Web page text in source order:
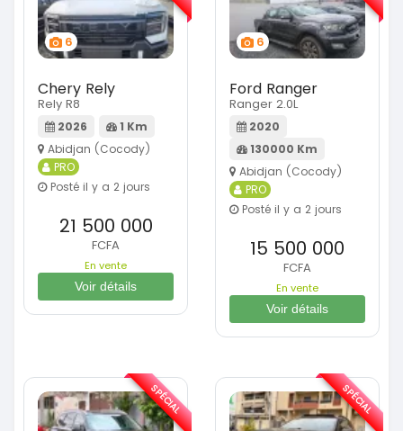
6
Chery Rely
Rely R8
2026
1 Km
Abidjan (Cocody)
PRO
Posté il y a 2 jours
21 500 000
FCFA
En vente
Voir détails
6
Ford Ranger
Ranger 2.0L
2020
130000 Km
Abidjan (Cocody)
PRO
Posté il y a 2 jours
15 500 000
FCFA
En vente
Voir détails
SPÉCIAL SPÉCIAL